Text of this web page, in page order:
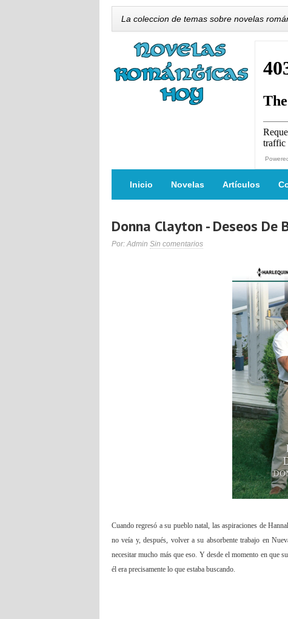
La coleccion de temas sobre novelas
Inicio Novelas Artículos
Donna Clayton - Deseos De
Por: Admin Sin comentarios
Cuando regresó a su pueblo natal, las aspiraciones de
no veía y, después, volver a su absorbente trabajo en
necesitar mucho más que eso. Y desde el momento en que
él era precisamente lo que estaba buscando.